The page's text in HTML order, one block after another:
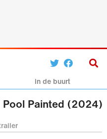
in de buurt
Pool Painted (2024)